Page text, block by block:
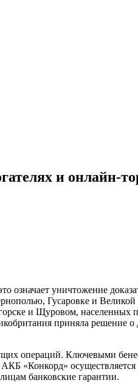
и онлайн-
уничтожение
Гусаровке и
и Щуровом, населенных
приняла решение
операций. Ключевыми
«Конкорд» осуществляется
банковские гарантии.